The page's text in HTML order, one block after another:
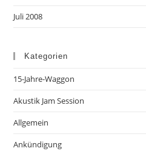
Juli 2008
Kategorien
15-Jahre-Waggon
Akustik Jam Session
Allgemein
Ankündigung